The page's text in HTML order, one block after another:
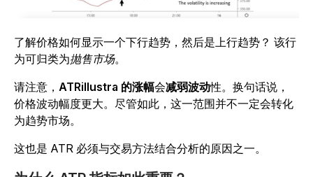
了解价格如何显示一个下行趋势，然后是上行趋势？ 该行
为可归类为抛售市场。
请注意， ATRillustra 的涨幅会减弱波动性。换句话说，
价格波动幅度更大。尽管如此，这一范围并不一定会转化
为趋势市场。
这也是 ATR 必须与交易方法结合分析的原因之一。